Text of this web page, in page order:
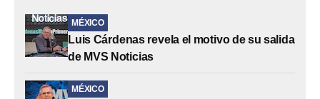
MÉXICO
Luis Cárdenas revela el motivo de su salida
de MVS Noticias
MÉXICO